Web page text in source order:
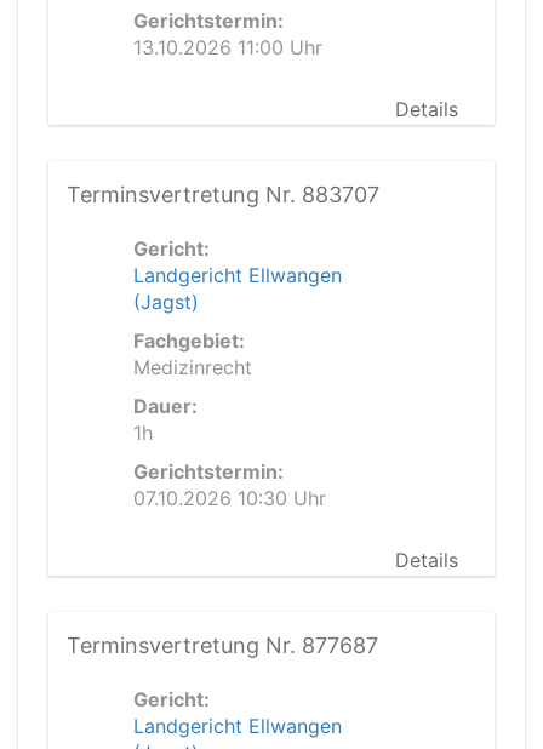
Gerichtstermin:
13.10.2026 11:00 Uhr
Details
Terminsvertretung Nr. 883707
Gericht:
Landgericht Ellwangen
(Jagst)
Fachgebiet:
Medizinrecht
Dauer:
1h
Gerichtstermin:
07.10.2026 10:30 Uhr
Details
Terminsvertretung Nr. 877687
Gericht:
Landgericht Ellwangen